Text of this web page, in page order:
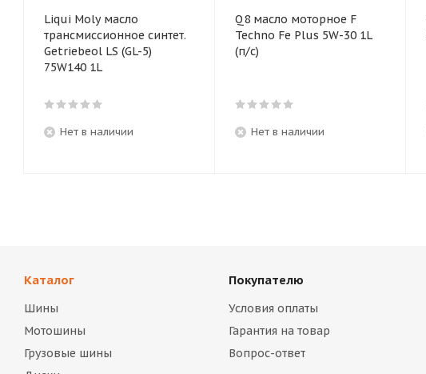
Liqui Moly масло
трансмиссионное синтет.
Getriebeol LS (GL-5)
75W140 1L
Нет в наличии
Q8 масло моторное F
Techno Fe Plus 5W-30 1L
(п/с)
Нет в наличии
Каталог
Шины
Мотошины
Грузовые шины
Покупателю
Условия оплаты
Гарантия на товар
Вопрос-ответ